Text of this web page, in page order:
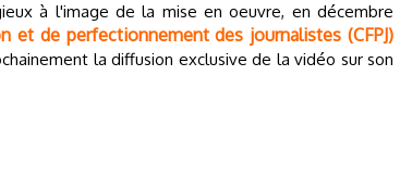
à l'image de la mise en oeuvre, en décembre
et de perfectionnement des journalistes (CFPJ)
la diffusion exclusive de la vidéo sur son